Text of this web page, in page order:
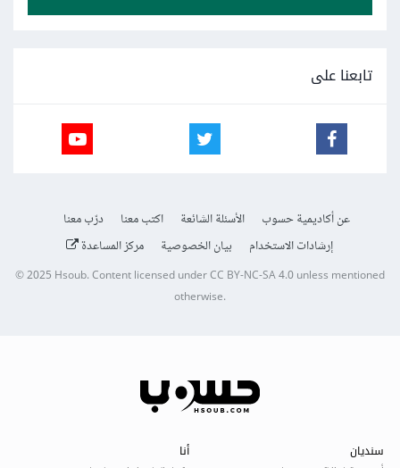
تابعنا على
عن أكاديمية حسوب الأسئلة الشائعة اكتب معنا
درّب معنا
إرشادات الاستخدام
بيان الخصوصية مركز المساعدة
© 2025Hsoub.Content licensed underCC BY-NC-SA 4.0unless mentioned
otherwise.